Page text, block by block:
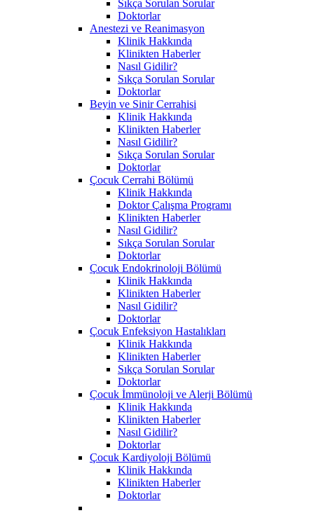
Sıkça Sorulan Sorular
Doktorlar
Anestezi ve Reanimasyon
Klinik Hakkında
Klinikten Haberler
Nasıl Gidilir?
Sıkça Sorulan Sorular
Doktorlar
Beyin ve Sinir Cerrahisi
Klinik Hakkında
Klinikten Haberler
Nasıl Gidilir?
Sıkça Sorulan Sorular
Doktorlar
Çocuk Cerrahi Bölümü
Klinik Hakkında
Doktor Çalışma Programı
Klinikten Haberler
Nasıl Gidilir?
Sıkça Sorulan Sorular
Doktorlar
Çocuk Endokrinoloji Bölümü
Klinik Hakkında
Klinikten Haberler
Nasıl Gidilir?
Doktorlar
Çocuk Enfeksiyon Hastalıkları
Klinik Hakkında
Klinikten Haberler
Sıkça Sorulan Sorular
Doktorlar
Çocuk İmmünoloji ve Alerji Bölümü
Klinik Hakkında
Klinikten Haberler
Nasıl Gidilir?
Doktorlar
Çocuk Kardiyoloji Bölümü
Klinik Hakkında
Klinikten Haberler
Doktorlar